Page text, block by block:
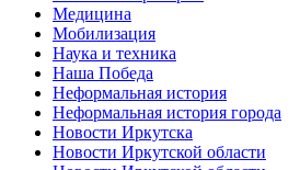
Медицина
Мобилизация
Наука и техника
Наша Победа
Неформальная история
Неформальная история города
Новости Иркутска
Новости Иркутской области